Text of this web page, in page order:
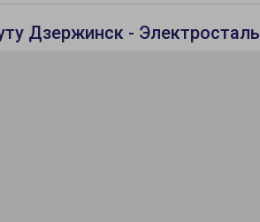
Дзержинск - Электросталь